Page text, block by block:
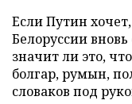
Если Путин
Белоруссии
значит ли это,
болгар, румын,
словаков под